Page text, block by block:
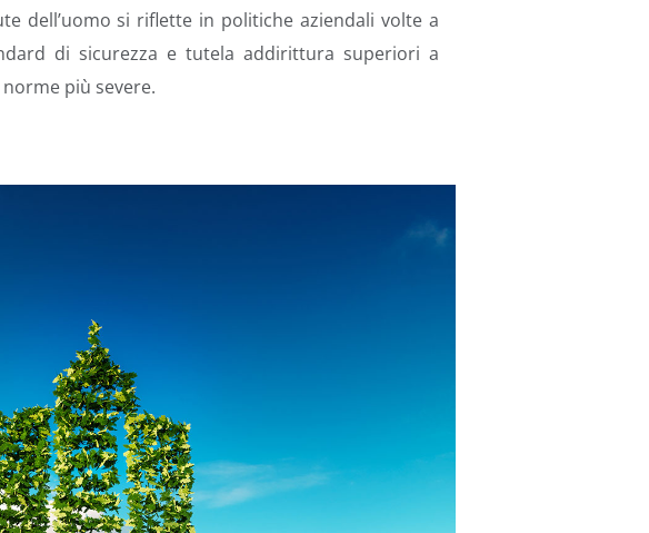
dell’uomo si riflette in politiche aziendali volte a
di sicurezza e tutela addirittura superiori a
più severe.